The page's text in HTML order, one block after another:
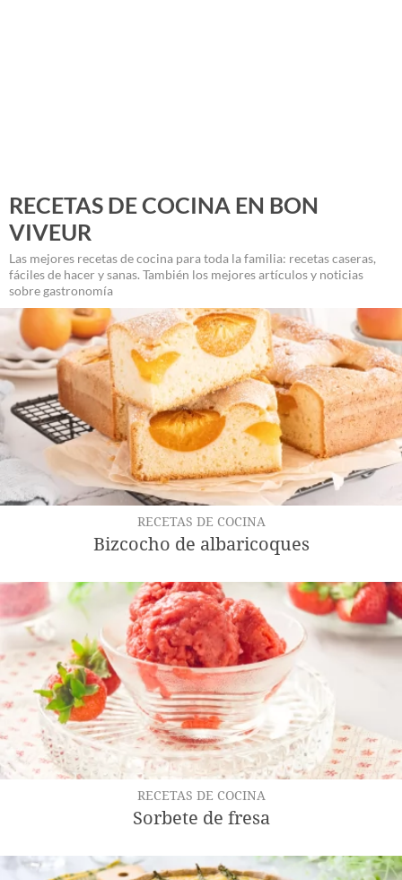
RECETAS DE COCINA EN BON
VIVEUR
Las mejores recetas de cocina para toda la familia: recetas caseras,
fáciles de hacer y sanas. También los mejores artículos y noticias
sobre gastronomía
RECETAS DE COCINA
Bizcocho de albaricoques
RECETAS DE COCINA
Sorbete de fresa